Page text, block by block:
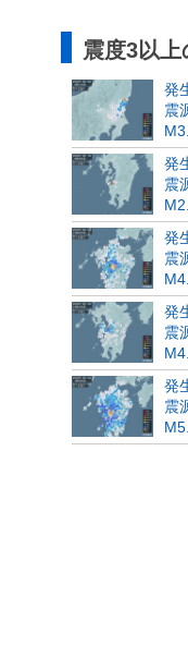
震度3以
発
震
発
震
発
震
発
震
発
震